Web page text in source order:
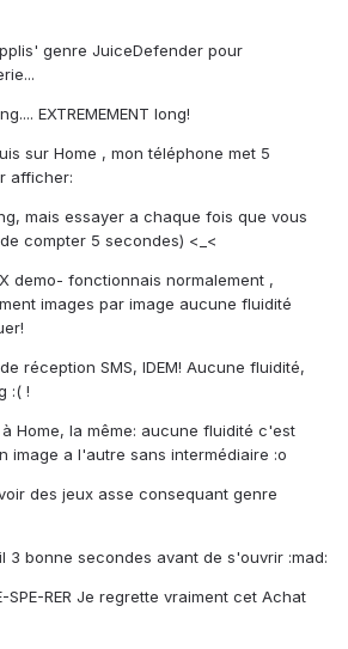
genre JuiceDefender pour
EXTREMEMENT long!
sur Home , mon téléphone met 5
afficher:
mais essayer a chaque fois que vous
compter 5 secondes) <_<
demo- fonctionnais normalement ,
images par image aucune fluidité
réception SMS, IDEM! Aucune fluidité,
:( !
Home, la même: aucune fluidité c'est
image a l'autre sans intermédiaire :o
des jeux asse consequant genre
3 bonne secondes avant de s'ouvrir :mad:
SPE-RER Je regrette vraiment cet Achat